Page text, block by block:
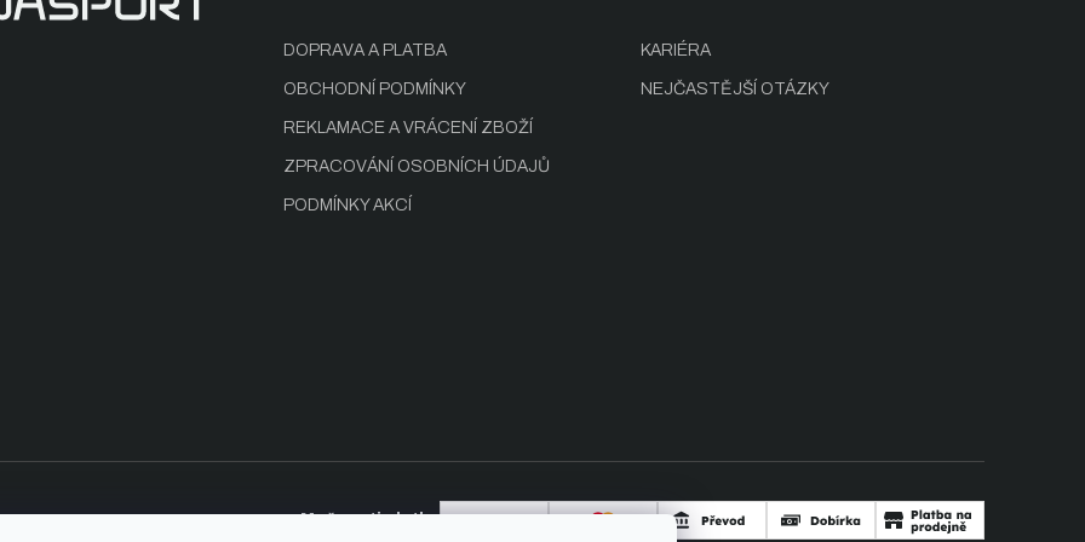
DOPRAVA A PLATBA
OBCHODNÍ PODMÍNKY
REKLAMACE A VRÁCENÍ ZBOŽÍ
ZPRACOVÁNÍ OSOBNÍCH ÚDAJŮ
PODMÍNKY AKCÍ
KARIÉRA
NEJČASTĚJŠÍ OTÁZKY
Možnosti platby